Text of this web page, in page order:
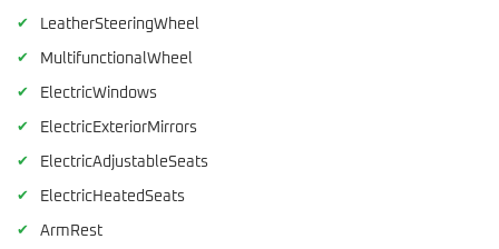
✔ LeatherSteeringWheel
✔ MultifunctionalWheel
✔ ElectricWindows
✔ ElectricExteriorMirrors
✔ ElectricAdjustableSeats
✔ ElectricHeatedSeats
✔ ArmRest